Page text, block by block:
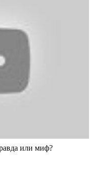
или миф?